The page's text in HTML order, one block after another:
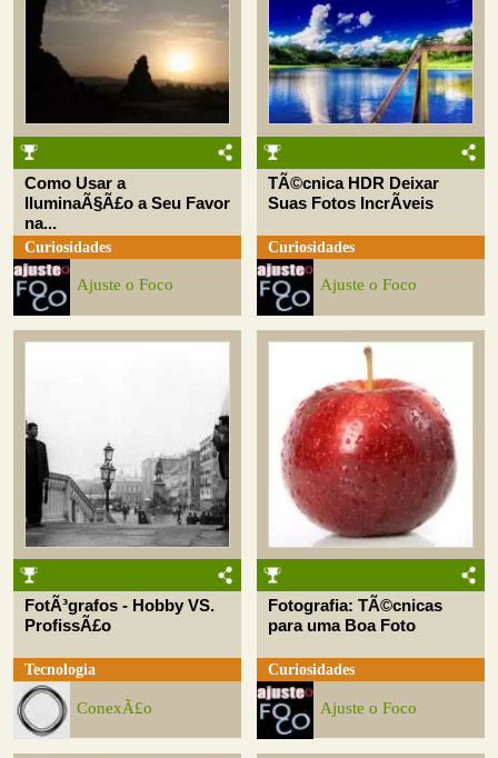
Como Usar a
IluminaÃ§Ã£o a Seu Favor
na...
Curiosidades
Ajuste o Foco
TÃ©cnica HDR Deixar
Suas Fotos IncrÃ­veis
Curiosidades
Ajuste o Foco
FotÃ³grafos - Hobby VS.
ProfissÃ£o
Tecnologia
ConexÃ£o
Fotografia: TÃ©cnicas
para uma Boa Foto
Curiosidades
Ajuste o Foco